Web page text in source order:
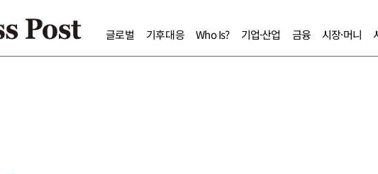
글로벌 기후대응 Who Is? 기업·산업 금융 시장·머니